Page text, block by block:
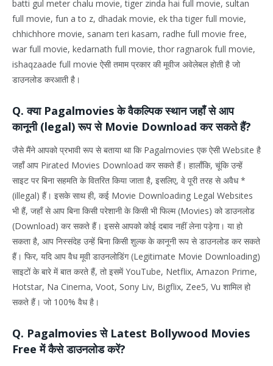
batti gul meter chalu movie, tiger zinda hai full movie, sultan
full movie, fun a to z, dhadak movie, ek tha tiger full movie,
chhichhore movie, sanam teri kasam, radhe full movie free,
war full movie, kedarnath full movie, thor ragnarok full movie,
ishaqzaade full movie ऐसी तमाम प्रकार की मूवीज अवेलेबल होती है जो
डाउनलोड करआती है।
Q. क्या Pagalmovies के वैकल्पिक स्थान जहाँ से आप
कानूनी (legal) रूप से Movie Download कर सकते हैं?
जैसे मैंने आपको प्रभावी रूप से बताया था कि Pagalmovies एक ऐसी Website है
जहाँ आप Pirated Movies Download कर सकते हैं। हालाँकि, चूंकि उन्हें
साइट पर बिना सहमति के वितरित किया जाता है, इसलिए, वे पूरी तरह से अवैध *
(illegal) हैं। इसके साथ ही, कई Movie Downloading Legal Websites
भी हैं, जहाँ से आप बिना किसी परेशानी के किसी भी फिल्म (Movies) को डाउनलोड
(Download) कर सकते हैं। इससे आपको कोई दबाव नहीं लेना पड़ेगा। या हो
सकता है, आप निस्संदेह उन्हें बिना किसी शुल्क के कानूनी रूप से डाउनलोड कर सकते
हैं। फिर, यदि आप वैध मूवी डाउनलोडिंग (Legitimate Movie Downloading)
साइटों के बारे में बात करते हैं, तो इसमें YouTube, Netflix, Amazon Prime,
Hotstar, Na Cinema, Voot, Sony Liv, Bigflix, Zee5, Vu शामिल हो
सकते हैं। जो 100% वैध है।
Q. Pagalmovies से Latest Bollywood Movies
Free में कैसे डाउनलोड करें?